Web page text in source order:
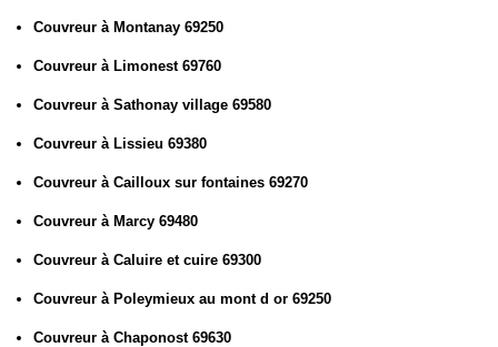
Couvreur à Montanay 69250
Couvreur à Limonest 69760
Couvreur à Sathonay village 69580
Couvreur à Lissieu 69380
Couvreur à Cailloux sur fontaines 69270
Couvreur à Marcy 69480
Couvreur à Caluire et cuire 69300
Couvreur à Poleymieux au mont d or 69250
Couvreur à Chaponost 69630